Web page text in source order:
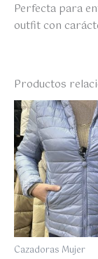
Perfecta para
outfit con
Productos
Cazadoras Mujer
Este
producto
tiene
múltiples
variantes.
Las
opciones
se
pueden